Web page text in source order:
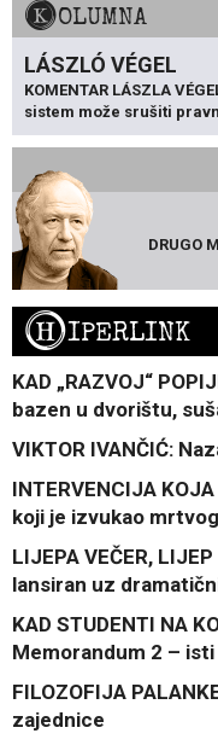
KOLUMNA
LÁSZLÓ VÉGEL
KOMENTAR LÁSZLA
sistem može srušiti
DRUGO
HIPERLINK
KAD „RAZVOJ“
bazen u dvorištu,
VIKTOR IVANČIĆ:
INTERVENCIJA
koji je izvukao
LIJEPA VEČER,
lansiran uz
KAD STUDENTI NA
Memorandum 2 – isti
FILOZOFIJA
zajednice